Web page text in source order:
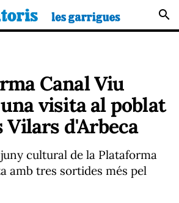
search
Canal Viu
visita al poblat
Vilars d'Arbeca
cultural de la Plataforma
amb tres sortides més pel